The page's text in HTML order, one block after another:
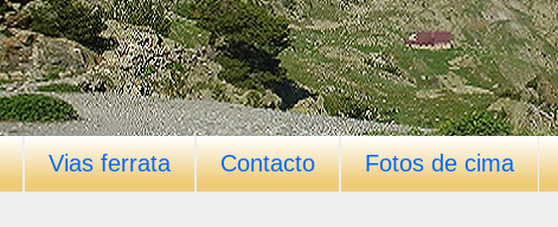
Vias ferrata Contacto Fotos de cima